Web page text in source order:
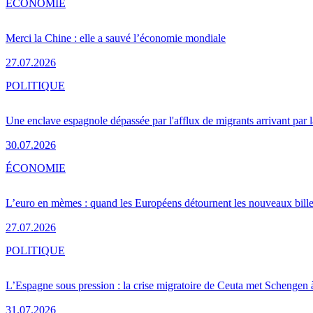
Merci la Chine : elle a sauvé l’économie mondiale
27.07.2026
ÉCONOMIE
Une enclave espagnole dépassée par l'afflux de migrants arrivant par
30.07.2026
POLITIQUE
L’euro en mèmes : quand les Européens détournent les nouveaux
27.07.2026
ÉCONOMIE
L’Espagne sous pression : la crise migratoire de Ceuta met Schengen
31.07.2026
POLITIQUE